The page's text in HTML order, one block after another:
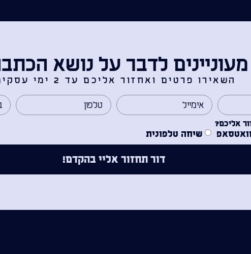
מעוניינים לדבר על נושא
השאירו פרטים ואחזור אליכם עד 2 ימי עסקים.
אליכם?
שיחה טלפונית
דור תחזור אליי בהקדם!